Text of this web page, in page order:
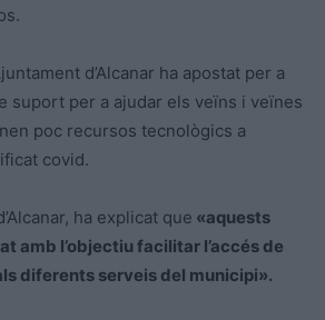
d’Alcanar ha apostat per a
suport per a ajudar els veïns i veïnes
poc recursos tecnològics a
covid.
ha explicat que «aquests
amb l’objectiu facilitar l’accés de
diferents serveis del municipi».